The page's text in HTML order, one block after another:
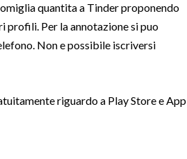
quantita a Tinder proponendo
profili. Per la annotazione si puo
Non e possibile iscriversi
riguardo a Play Store e App